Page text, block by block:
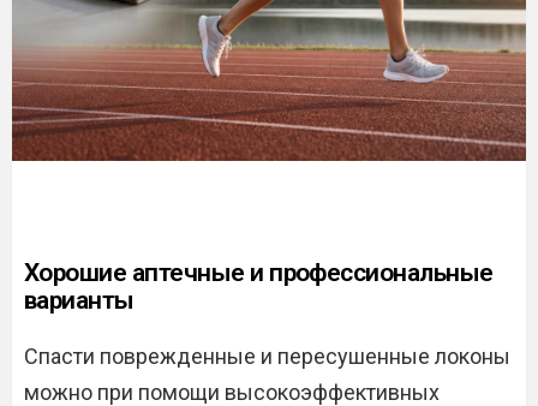
Хорошие аптечные и профессиональные
варианты
Спасти поврежденные и пересушенные локоны
можно при помощи высокоэффективных